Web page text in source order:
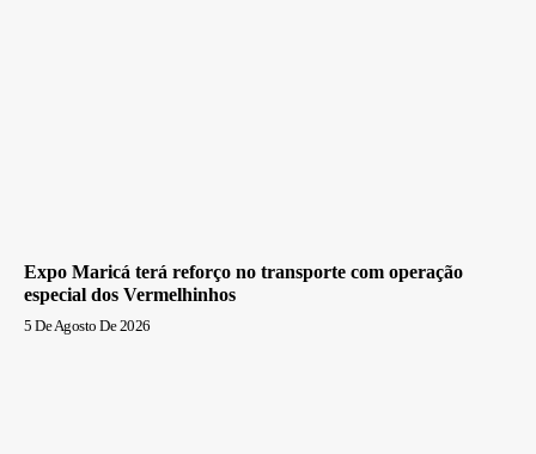
Expo Maricá terá reforço no transporte com operação
especial dos Vermelhinhos
5 De Agosto De 2026